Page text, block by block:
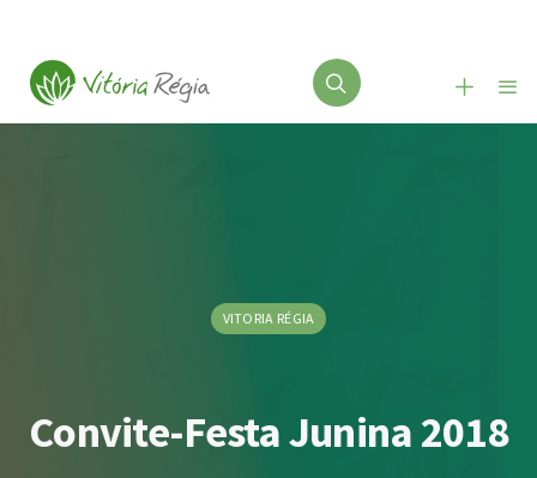
VITORIA RÉGIA
Convite-Festa Junina 2018